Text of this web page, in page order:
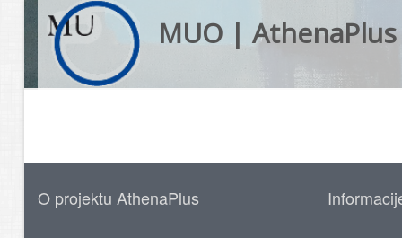
MUO | AthenaPlus
O projektu AthenaPlus